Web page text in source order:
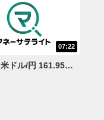
07:22
【6/29】米ドル/円 161.95円突破で164円を目指す展開も!?<FX MARKET VIEW＞